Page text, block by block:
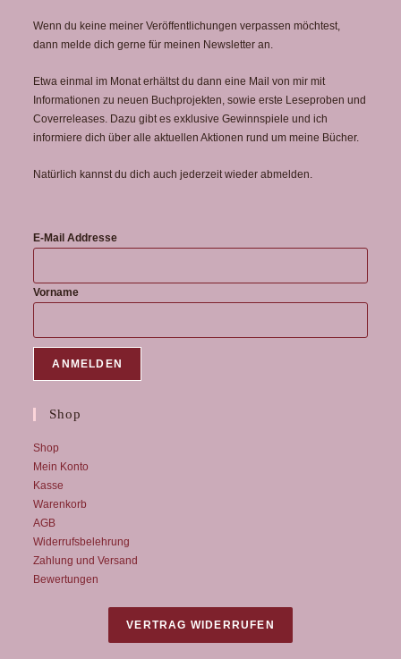
Wenn du keine meiner Veröffentlichungen verpassen möchtest,
dann melde dich gerne für meinen Newsletter an.
Etwa einmal im Monat erhältst du dann eine Mail von mir mit
Informationen zu neuen Buchprojekten, sowie erste Leseproben und
Coverreleases. Dazu gibt es exklusive Gewinnspiele und ich
informiere dich über alle aktuellen Aktionen rund um meine Bücher.
Natürlich kannst du dich auch jederzeit wieder abmelden.
E-Mail Addresse
Vorname
Shop
Shop
Mein Konto
Kasse
Warenkorb
AGB
Widerrufsbelehrung
Zahlung und Versand
Bewertungen
VERTRAG WIDERRUFEN